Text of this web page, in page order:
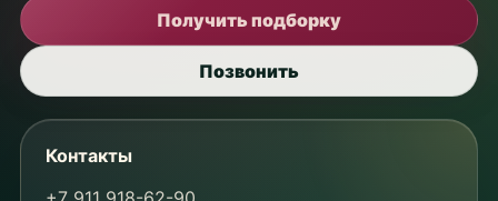
Получить подборку
Позвонить
Контакты